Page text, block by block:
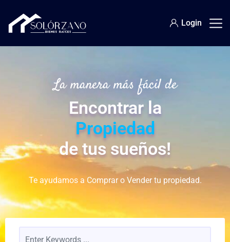
Login
La manera más fácil de
Encontrar la
Propiedad
de tus sueños!
Te ayudamos a Comprar o Vender tu propiedad.